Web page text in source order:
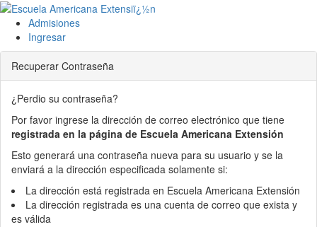
Admisiones
Ingresar
Recuperar Contraseña
¿Perdio su contraseña?
Por favor ingrese la dirección de correo electrónico que tiene
registrada en la página de Escuela Americana Extensión
Esto generará una contraseña nueva para su usuario y se la
enviará a la dirección especificada solamente si:
La dirección está registrada en Escuela Americana Extensión
La dirección registrada es una cuenta de correo que exista y
es válida